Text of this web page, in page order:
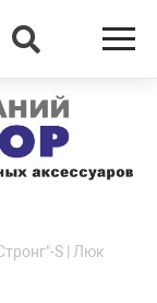
S | Люк